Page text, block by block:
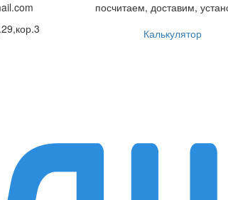
посчитаем, доставим,
Калькулятор